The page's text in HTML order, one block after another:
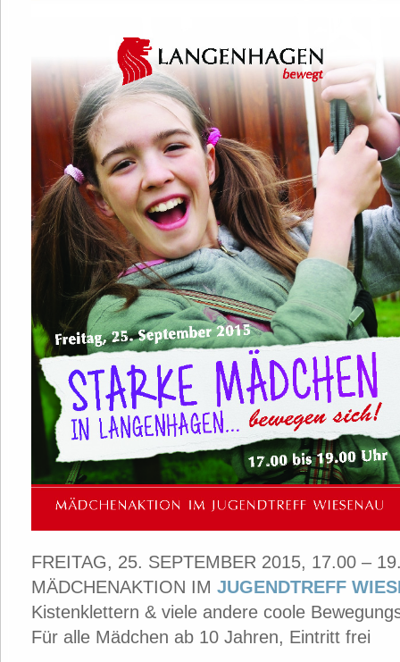
FREITAG, 25. SEPTEMBER 2015, 17.00 –
MÄDCHENAKTION IM JUGENDTREFF
Kistenklettern & viele andere coole
Für alle Mädchen ab 10 Jahren, Eintritt frei